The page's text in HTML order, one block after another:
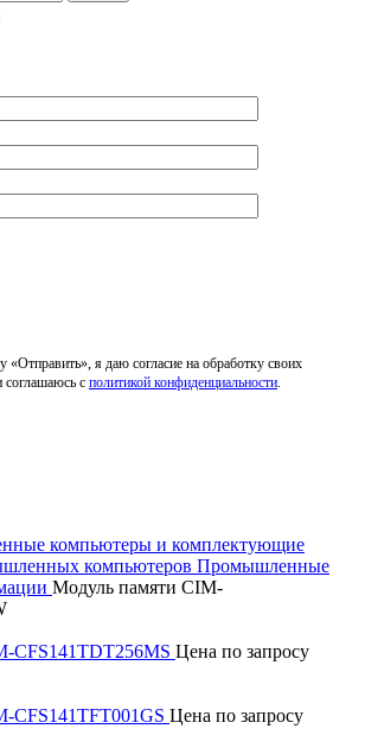
я даю согласие на обработку своих
соглашаюсь с политикой конфиденциальности
компьютеры и комплектующие
компьютеров Промышленные
Модуль памяти CIM-
CFS141TDT256MS Цена по запросу
CFS141TFT001GS Цена по запросу